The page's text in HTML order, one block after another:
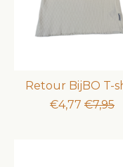
Retour BijBO T-
€4,77 €7,95